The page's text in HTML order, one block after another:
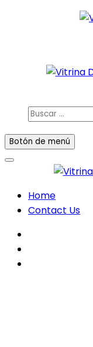
facebook
instagram
Buscar
Botón de menú
Home
Contact Us